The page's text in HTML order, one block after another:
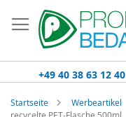
Inhalt
springen
+49 40 38 63 12 40
Startseite Werbeartikel